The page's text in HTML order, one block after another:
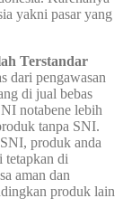
yakni pasar yang
Terstandar
dari pengawasan
di jual bebas
notabene lebih
tanpa SNI.
produk anda
tetapkan di
aman dan
produk lain